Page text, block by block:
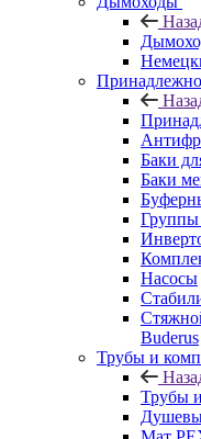
Баки
Баки
Группы
Насосы
Buderus
Трубы и
Трубы